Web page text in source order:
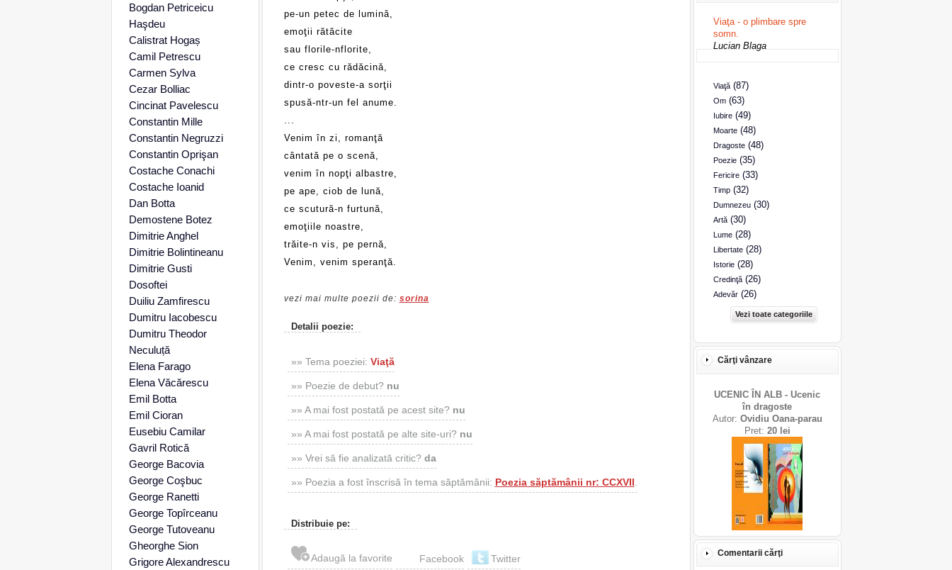
pe-un petec de lumină,
emoţii rătăcite
sau florile-nflorite,
ce cresc cu rădăcină,
dintr-o poveste-a sorţii
spusă-ntr-un fel anume.
...
Venim în zi, romanţă
cântată pe o scenă,
venim în nopţi albastre,
pe ape, ciob de lună,
ce scutură-n furtună,
emoţiile noastre,
trăite-n vis, pe pernă,
Venim, venim speranţă.
vezi mai multe poezii de: sorina
Detalii poezie:
»» Tema poeziei: Viaţă
»» Poezie de debut? nu
»» A mai fost postată pe acest site? nu
»» A mai fost postată pe alte site-uri? nu
»» Vrei să fie analizată critic? da
»» Poezia a fost înscrisă în tema săptămânii: Poezia săptămânii nr: CCXVII
Distribuie pe:
Facebook Twitter
Bogdan Petriceicu
Haşdeu
Calistrat Hogaș
Camil Petrescu
Carmen Sylva
Cezar Bolliac
Cincinat Pavelescu
Constantin Mille
Constantin Negruzzi
Constantin Oprişan
Costache Conachi
Costache Ioanid
Dan Botta
Demostene Botez
Dimitrie Anghel
Dimitrie Bolintineanu
Dimitrie Gusti
Dosoftei
Duiliu Zamfirescu
Dumitru Iacobescu
Dumitru Theodor
Neculuță
Elena Farago
Elena Văcărescu
Emil Botta
Emil Cioran
Eusebiu Camilar
Gavril Rotică
George Bacovia
George Coşbuc
George Ranetti
George Topîrceanu
George Tutoveanu
Gheorghe Sion
Grigore Alexandrescu
Viaţa - o plimbare spre
somn.
Lucian Blaga
Viaţă(87)
Om(63)
Iubire(49)
Moarte(48)
Dragoste(48)
Poezie(35)
Fericire(33)
Timp(32)
Dumnezeu(30)
Artă(30)
Lume(28)
Libertate(28)
Istorie(28)
Credinţă(26)
Adevăr(26)
Vezi toate categoriile
Cărţi vânzare
UCENIC ÎN ALB - Ucenic
în dragoste
Autor: Ovidiu Oana-parau
Pret: 20 lei
Comentarii cărţi